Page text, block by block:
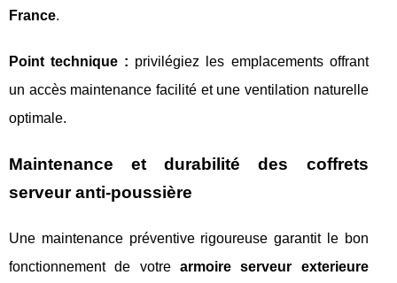
France.
Point technique : privilégiez les emplacements offrant
un accès maintenance facilité et une ventilation naturelle
optimale.
Maintenance et durabilité des coffrets
serveur anti-poussière
Une maintenance préventive rigoureuse garantit le bon
fonctionnement de votre armoire serveur exterieure